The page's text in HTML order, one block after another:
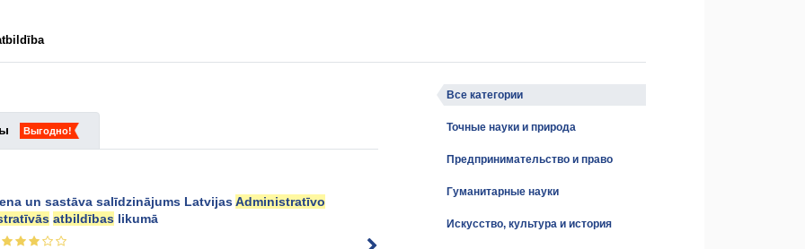
Выгодно!
un sastāva salīdzinājums LatvijasAdministratīvo
atbildības likumā
Все категории
Точные науки и природа
Предпринимательство и право
Гуманитарные науки
Искусство, культура и история